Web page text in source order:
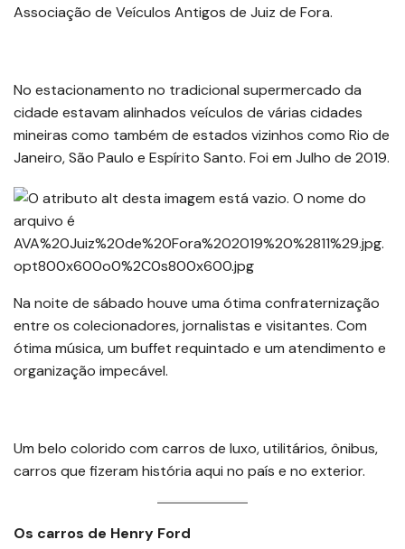
Associação de Veículos Antigos de Juiz de Fora.
No estacionamento no tradicional supermercado da
cidade estavam alinhados veículos de várias cidades
mineiras como também de estados vizinhos como Rio de
Janeiro, São Paulo e Espírito Santo. Foi em Julho de 2019.
Na noite de sábado houve uma ótima confraternização
entre os colecionadores, jornalistas e visitantes. Com
ótima música, um buffet requintado e um atendimento e
organização impecável.
Um belo colorido com carros de luxo, utilitários, ônibus,
carros que fizeram história aqui no país e no exterior.
Os carros de Henry Ford